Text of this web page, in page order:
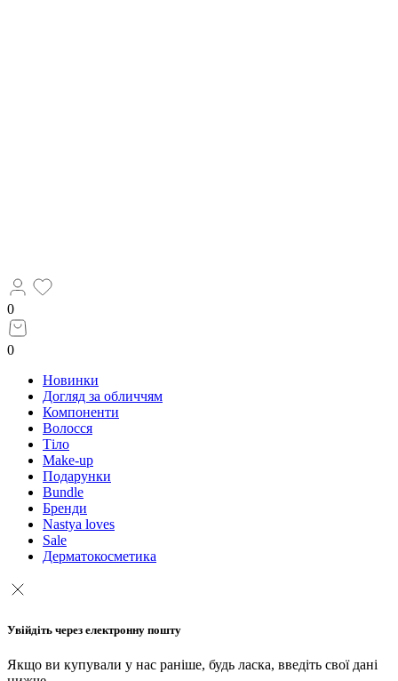
0
0
Новинки
Догляд за обличчям
Компоненти
Волосся
Тіло
Make-up
Подарунки
Bundle
Бренди
Nastya loves
Sale
Дерматокосметика
Увійдіть через електронну пошту
Якщо ви купували у нас раніше, будь ласка, введіть свої дані